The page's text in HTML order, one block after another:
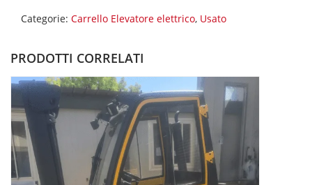
Categorie: Carrello Elevatore elettrico, Usato
PRODOTTI CORRELATI